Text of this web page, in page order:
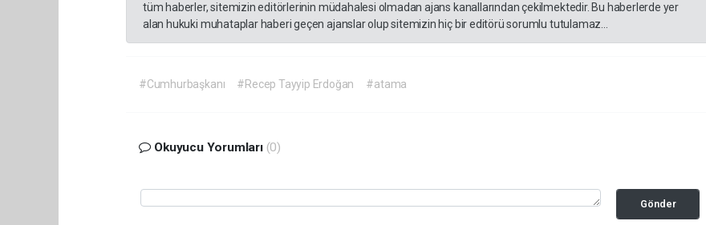
tüm haberler, sitemizin editörlerinin müdahalesi olmadan ajans kanallarından çekilmektedir. Bu haberlerde yer
alan hukuki muhataplar haberi geçen ajanslar olup sitemizin hiç bir editörü sorumlu tutulamaz...
#Cumhurbaşkanı #Recep Tayyip Erdoğan #atama
Okuyucu Yorumları (0)
Gönder